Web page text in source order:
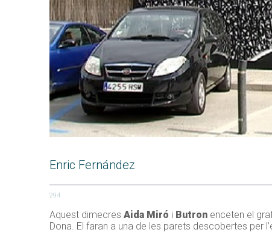
Enric Fernández
294
Aquest dimecres Aida Miró i Butron enceten el
Dona. El faran a una de les parets descobertes per